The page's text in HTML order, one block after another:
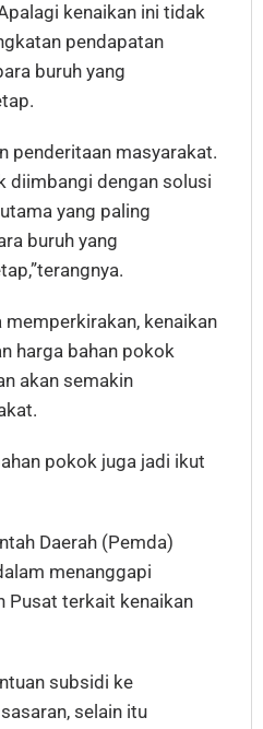
kenaikan ini tidak
pendapatan
buruh yang
penderitaan masyarakat.
diimbangi dengan solusi
yang paling
buruh yang
kenaikan
harga bahan pokok
akan semakin
pokok juga jadi ikut
Daerah (Pemda)
menanggapi
Pusat terkait kenaikan
subsidi ke
selain itu